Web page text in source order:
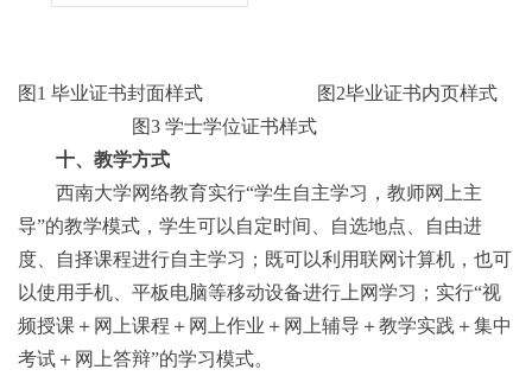
图 1 毕业证书封面样式 图 2毕业证书内页样式
图3 学士学位证书样式
十、教学方式
西南大学网络教育实行“学生自主学习，教师网上主
导”的教学模式，学生可以自定时间、自选地点、自由进
度、自择课程进行自主学习；既可以利用联网计算机，也可
以使用手机、平板电脑等移动设备进行上网学习；实行“视
频授课＋网上课程＋网上作业＋网上辅导＋教学实践＋集中
考试＋网上答辩”的学习模式。